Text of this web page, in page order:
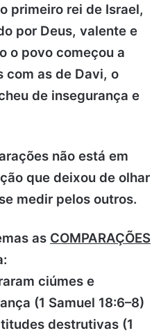
primeiro rei de Israel,
por Deus, valente e
o povo começou a
com as de Davi, o
de insegurança e
não está em
que deixou de olhar
medir pelos outros.
as COMPARAÇÕES
ciúmes e
(1 Samuel 18:6–8)
destrutivas (1